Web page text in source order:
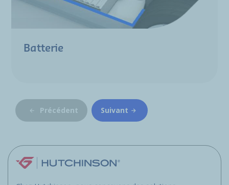
Batterie
Précédent Suivant